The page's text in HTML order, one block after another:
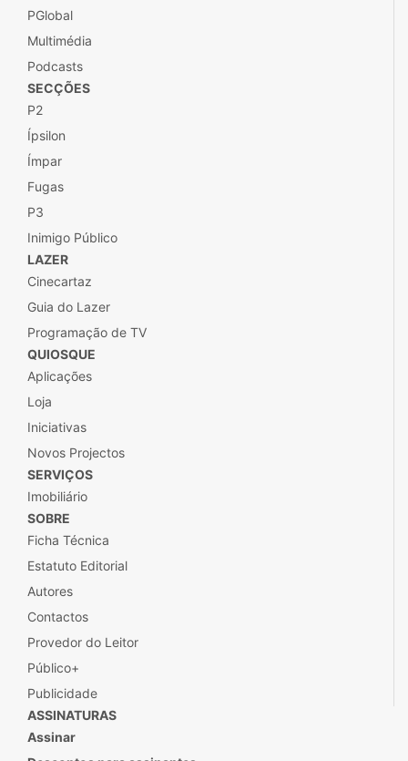
PGlobal
Multimédia
Podcasts
SECÇÕES
P2
Ípsilon
Ímpar
Fugas
P3
Inimigo Público
LAZER
Cinecartaz
Guia do Lazer
Programação de TV
QUIOSQUE
Aplicações
Loja
Iniciativas
Novos Projectos
SERVIÇOS
Imobiliário
SOBRE
Ficha Técnica
Estatuto Editorial
Autores
Contactos
Provedor do Leitor
Público+
Publicidade
ASSINATURAS
Assinar